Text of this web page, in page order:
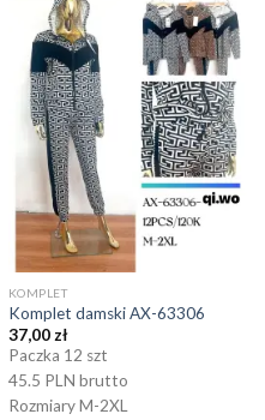
KOMPLET
Komplet damski AX-63306
37,00zł
Paczka 12 szt
45.5 PLN brutto
Rozmiary M-2XL